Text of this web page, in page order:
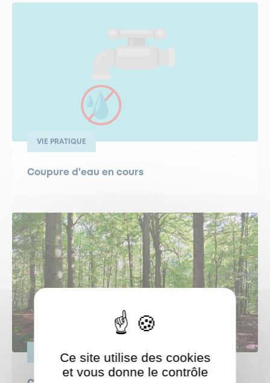
VIE PRATIQUE
Coupure d'eau en cours
Ce site utilise des cookies
et vous donne le contrôle